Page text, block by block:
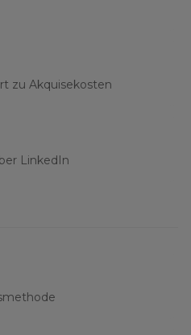
zu Akquisekosten
LinkedIn